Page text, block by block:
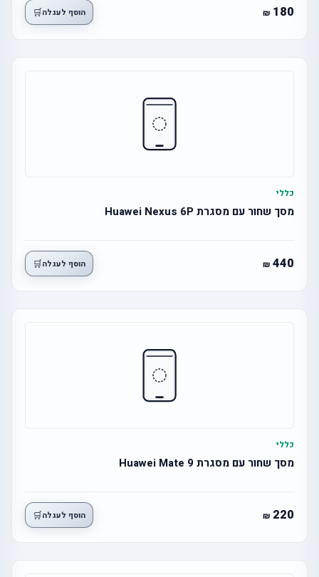
180 הוסף לעגלה🛒
כללי
מסך שחור עם מסגרת Huawei Nexus 6P
440 הוסף לעגלה🛒
כללי
מסך שחור עם מסגרת Huawei Mate 9
220 הוסף לעגלה🛒